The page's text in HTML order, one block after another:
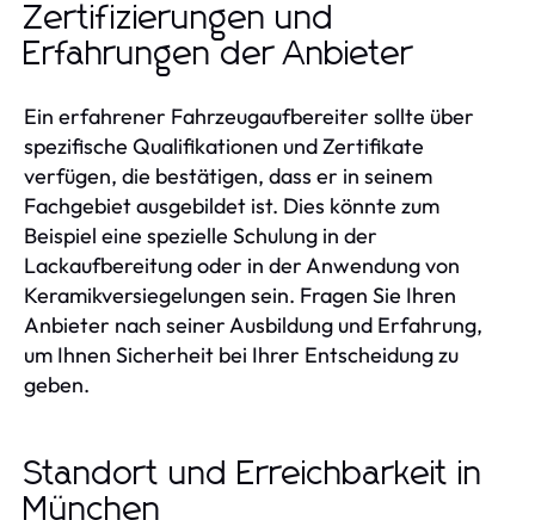
Zertifizierungen und
Erfahrungen der Anbieter
Ein erfahrener Fahrzeugaufbereiter sollte über
spezifische Qualifikationen und Zertifikate
verfügen, die bestätigen, dass er in seinem
Fachgebiet ausgebildet ist. Dies könnte zum
Beispiel eine spezielle Schulung in der
Lackaufbereitung oder in der Anwendung von
Keramikversiegelungen sein. Fragen Sie Ihren
Anbieter nach seiner Ausbildung und Erfahrung,
um Ihnen Sicherheit bei Ihrer Entscheidung zu
geben.
Standort und Erreichbarkeit in
München